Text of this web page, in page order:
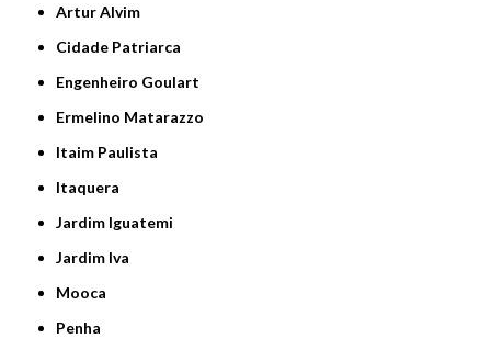
Artur Alvim
Cidade Patriarca
Engenheiro Goulart
Ermelino Matarazzo
Itaim Paulista
Itaquera
Jardim Iguatemi
Jardim Iva
Mooca
Penha